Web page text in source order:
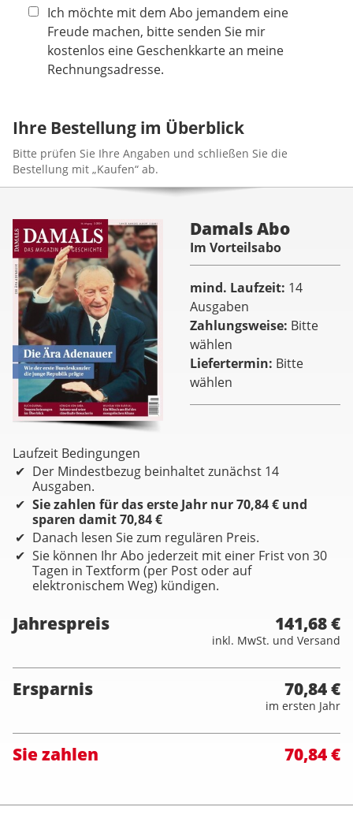
Ich möchte mit dem Abo jemandem eine
Freude machen, bitte senden Sie mir
kostenlos eine Geschenkkarte an meine
Rechnungsadresse.
Ihre Bestellung im Überblick
Bitte prüfen Sie Ihre Angaben und schließen Sie die
Bestellung mit „Kaufen“ ab.
Damals Abo
Im Vorteilsabo
mind. Laufzeit 14
Ausgaben
Zahlungsweise Bitte
wählen
Liefertermin Bitte
wählen
Laufzeit Bedingungen
Der Mindestbezug beinhaltet zunächst 14
Ausgaben.
Sie zahlen für das erste Jahr nur 70,84 € und
sparen damit 70,84 €
Danach lesen Sie zum regulären Preis.
Sie können Ihr Abo jederzeit mit einer Frist von 30
Tagen in Textform (per Post oder auf
elektronischem Weg) kündigen.
Jahrespreis 141,68 €
inkl. MwSt. und Versand
Ersparnis 70,84 €
im ersten Jahr
Sie zahlen 70,84 €